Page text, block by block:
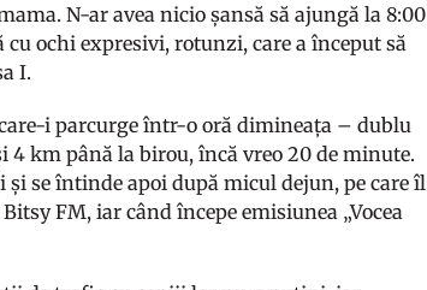
N-ar avea nicio șansă să ajungă la 8:00
ochi expresivi, rotunzi, care a început să
I.
care-i parcurge într-o oră dimineața – dublu
km până la birou, încă vreo 20 de minute.
se întinde apoi după micul dejun, pe care îl
FM, iar când începe emisiunea „Vocea